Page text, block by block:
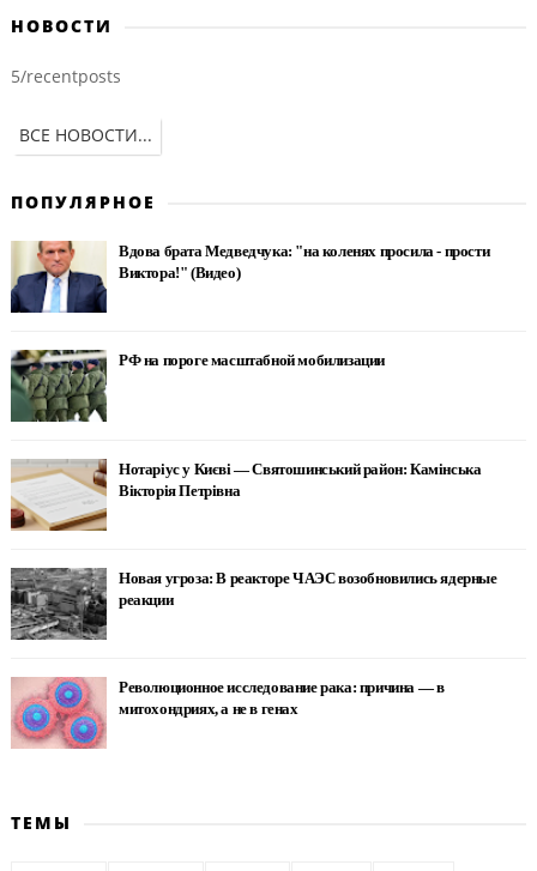
НОВОСТИ
5/recentposts
ВСЕ НОВОСТИ...
ПОПУЛЯРНОЕ
Вдова брата Медведчука: "на коленях просила - прости
Виктора!" (Видео)
РФ на пороге масштабной мобилизации
Нотаріус у Києві — Святошинський район: Камінська
Вікторія Петрівна
Новая угроза: В реакторе ЧАЭС возобновились ядерные
реакции
Революционное исследование рака: причина — в
митохондриях, а не в генах
ТЕМЫ